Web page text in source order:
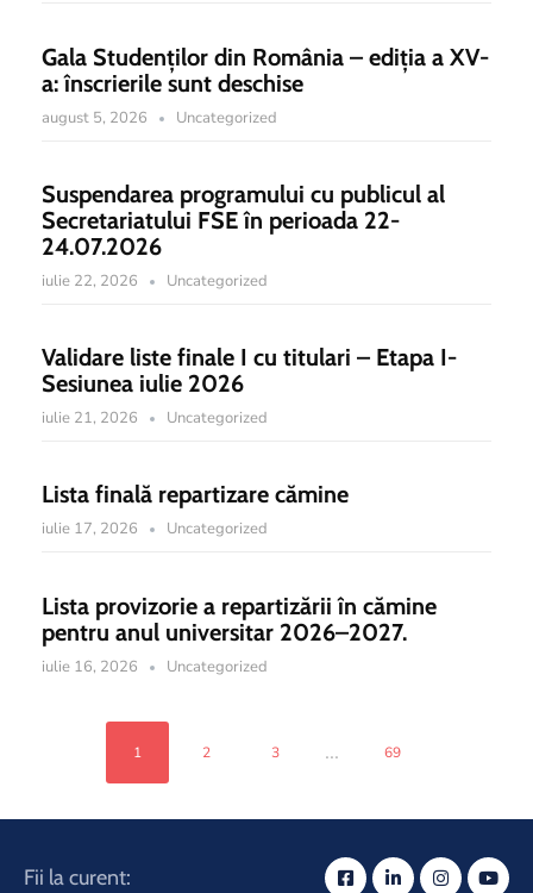
Gala Studenților din România – ediția a XV-
a: înscrierile sunt deschise
august 5, 2026 Uncategorized
Suspendarea programului cu publicul al
Secretariatului FSE în perioada 22-
24.07.2026
iulie 22, 2026 Uncategorized
Validare liste finale I cu titulari – Etapa I-
Sesiunea iulie 2026
iulie 21, 2026 Uncategorized
Lista finală repartizare cămine
iulie 17, 2026 Uncategorized
Lista provizorie a repartizării în cămine
pentru anul universitar 2026–2027.
iulie 16, 2026 Uncategorized
1 2 3 ... 69
Fii la curent: